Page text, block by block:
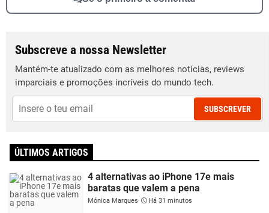
Subscreve a nossa Newsletter
Mantém-te atualizado com as melhores notícias, reviews
imparciais e promoções incríveis do mundo tech.
SUBSCREVER
ÚLTIMOS ARTIGOS
4 alternativas ao iPhone 17e mais
baratas que valem a pena
Mónica Marques Há 31 minutos